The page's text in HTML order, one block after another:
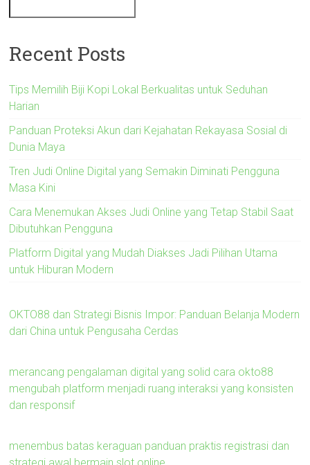
Recent Posts
Tips Memilih Biji Kopi Lokal Berkualitas untuk Seduhan
Harian
Panduan Proteksi Akun dari Kejahatan Rekayasa Sosial di
Dunia Maya
Tren Judi Online Digital yang Semakin Diminati Pengguna
Masa Kini
Cara Menemukan Akses Judi Online yang Tetap Stabil Saat
Dibutuhkan Pengguna
Platform Digital yang Mudah Diakses Jadi Pilihan Utama
untuk Hiburan Modern
OKTO88 dan Strategi Bisnis Impor: Panduan Belanja Modern
dari China untuk Pengusaha Cerdas
merancang pengalaman digital yang solid cara okto88
mengubah platform menjadi ruang interaksi yang konsisten
dan responsif
menembus batas keraguan panduan praktis registrasi dan
strategi awal bermain slot online